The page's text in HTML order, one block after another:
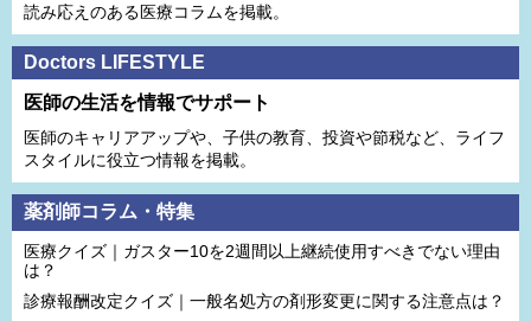
読み応えのある医療コラムを掲載。
Doctors LIFESTYLE
医師の生活を情報でサポート
医師のキャリアアップや、子供の教育、投資や節税など、ライフ
スタイルに役立つ情報を掲載。
薬剤師コラム・特集
医療クイズ｜ガスター10を2週間以上継続使用すべきでない理由
は？
診療報酬改定クイズ｜一般名処方の剤形変更に関する注意点は？